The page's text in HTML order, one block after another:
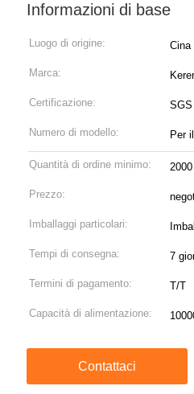
Informazioni di base
Luogo di origine: Cina
Marca:
Certificazione: SGS
Numero di modello: Per
Quantità di ordine minimo:
Prezzo:
Imballaggi particolari:
Tempi di consegna: 7
Termini di pagamento: T/T
Capacità di alimentazione:
Contattaci